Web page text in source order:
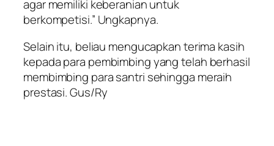
agar memiliki keberanian untuk
berkompetisi.” Ungkapnya.
Selain itu, beliau mengucapkan terima kasih
kepada para pembimbing yang telah berhasil
membimbing para santri sehingga meraih
prestasi. Gus/Ry